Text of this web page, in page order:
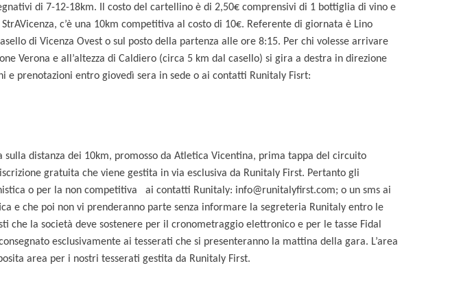
di 7-12-18km. Il costo del cartellino è di 2,50€ comprensivi di 1 bottiglia di vino e
c’è una 10km competitiva al costo di 10€. Referente di giornata è Lino
di Vicenza Ovest o sul posto della partenza alle ore 8:15. Per chi volesse arrivare
Verona e all’altezza di Caldiero (circa 5 km dal casello) si gira a destra in direzione
e prenotazioni entro giovedì sera in sede o ai contatti Runitaly Fisrt:
distanza dei 10km, promosso da Atletica Vicentina, prima tappa del circuito
gratuita che viene gestita in via esclusiva da Runitaly First. Pertanto gli
o per la non competitiva ai contatti Runitaly: info@runitalyfirst.com; o un sms ai
e che poi non vi prenderanno parte senza informare la segreteria Runitaly entro le
la società deve sostenere per il cronometraggio elettronico e per le tasse Fidal
esclusivamente ai tesserati che si presenteranno la mattina della gara. L’area
area per i nostri tesserati gestita da Runitaly First.